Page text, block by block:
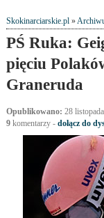
Skokinarciarskie.pl»
PŚ Ruka:
pięciu
Graneruda
Opublikowano: 28
9komentarzy- dołącz do